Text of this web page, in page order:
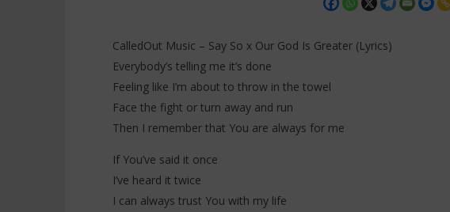
NOW VIEWING
CalledOut Music – Say So x Our
décembre
2025
Stone
Darkoo ft. Asake – That Girl
CalledOut Music – Say So x Our God Is Greater (Lyrics)
Everybody’s telling me it’s done
Feeling like I’m about to throw in the towel
Face the fight or turn away and run
Then I remember that You are always for me
If You’ve said it once
I’ve heard it twice
I can always trust You with my life